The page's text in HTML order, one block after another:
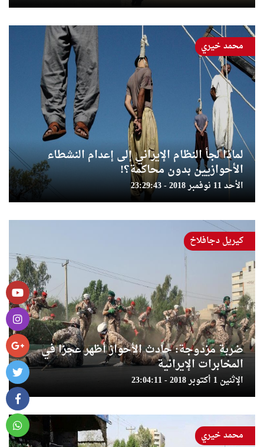
لماذا لجأ النظام الإيراني إلى إعدام النشطاء
الأحوازيين بدون محاكمة؟!
الأحد 11 نوفمبر 2018 - 23:29:43
محمد خيري
ضربة مزدوجة: حادث الأحواز أظهر عجزا في
المخابرات الإيرانية
الإثنين 1 أكتوبر 2018 - 23:04:11
كيريل دجافلاخ
محمد خيري